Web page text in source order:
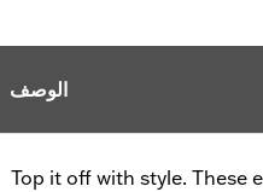
الوصف
Top it off with style. These